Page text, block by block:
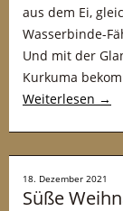
aus dem Ei,
Wasserbinde-
Und mit der
Kurkuma
Weiterlesen →
18. Dezember 2021
Süße